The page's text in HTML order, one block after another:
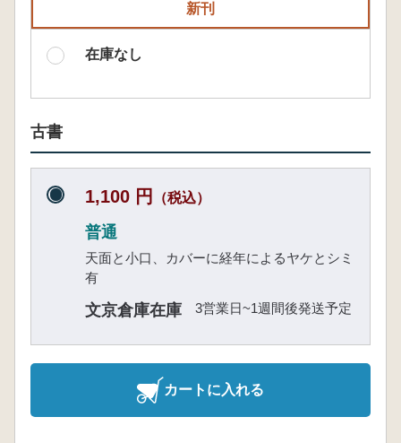
新刊
在庫なし
古書
1,100 円 （税込）
普通
天面と小口、カバーに経年によるヤケとシミ
有
文京倉庫在庫 3営業日~1週間後発送予定
カートに入れる